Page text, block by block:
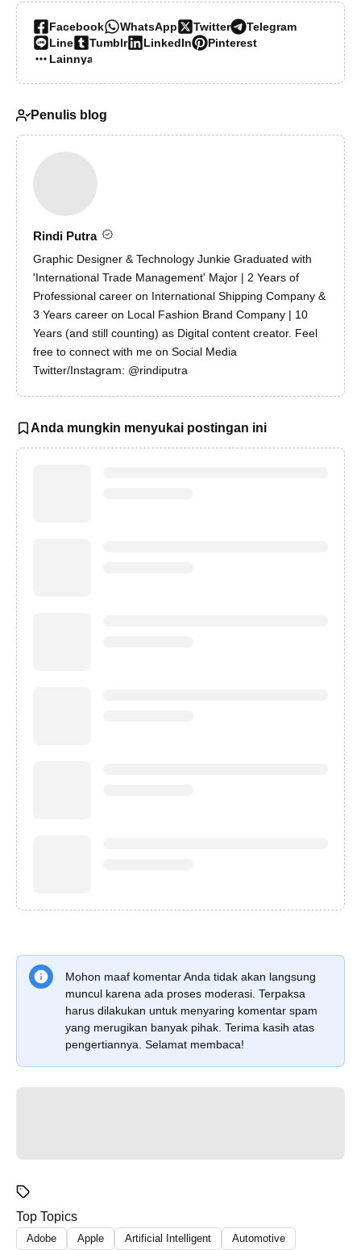
Facebook WhatsApp Twitter
Telegram
Line
Tumblr LinkedIn
Pinterest
Lainnya…
Penulis blog
Rindi Putra
Graphic Designer & Technology Junkie Graduated with
'International Trade Management' Major | 2 Years of
Professional career on International Shipping Company &
3 Years career on Local Fashion Brand Company | 10
Years (and still counting) as Digital content creator. Feel
free to connect with me on Social Media
Twitter/Instagram: @rindiputra
Anda mungkin menyukai postingan ini
Mohon maaf komentar Anda tidak akan langsung
muncul karena ada proses moderasi. Terpaksa
harus dilakukan untuk menyaring komentar spam
yang merugikan banyak pihak. Terima kasih atas
pengertiannya. Selamat membaca!
Top Topics
Adobe Apple Artificial Intelligent
Automotive